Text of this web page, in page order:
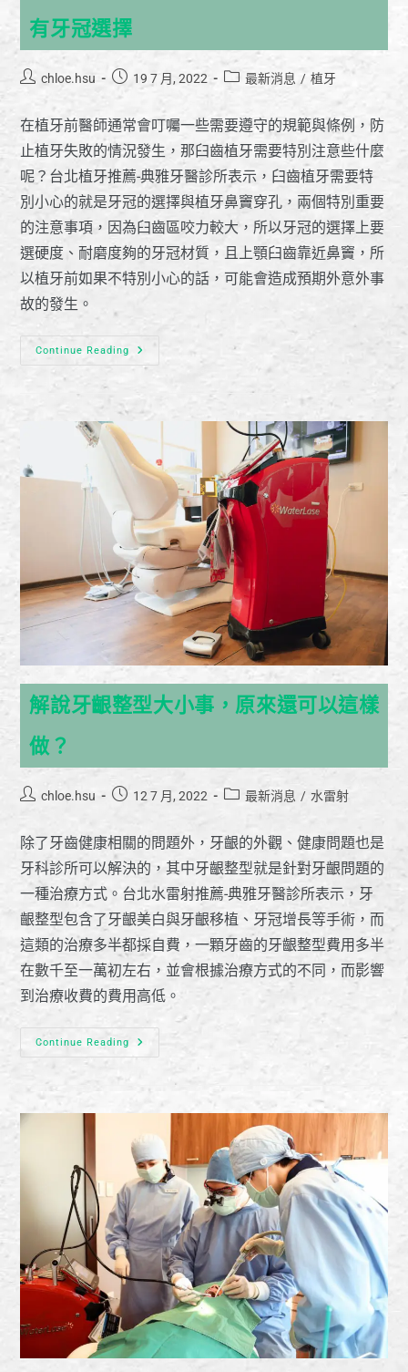
有牙冠選擇
chloe.hsu 19 7 月, 2022 最新消息 / 植牙
在植牙前醫師通常會叮囑一些需要遵守的規範與條例，防
止植牙失敗的情況發生，那臼齒植牙需要特別注意些什麼
呢？台北植牙推薦-典雅牙醫診所表示，臼齒植牙需要特
別小心的就是牙冠的選擇與植牙鼻竇穿孔，兩個特別重要
的注意事項，因為臼齒區咬力較大，所以牙冠的選擇上要
選硬度、耐磨度夠的牙冠材質，且上顎臼齒靠近鼻竇，所
以植牙前如果不特別小心的話，可能會造成預期外意外事
故的發生。
Continue Reading
解說牙齦整型大小事，原來還可以這樣
做？
chloe.hsu 12 7 月, 2022 最新消息 / 水雷射
除了牙齒健康相關的問題外，牙齦的外觀、健康問題也是
牙科診所可以解決的，其中牙齦整型就是針對牙齦問題的
一種治療方式。台北水雷射推薦-典雅牙醫診所表示，牙
齦整型包含了牙齦美白與牙齦移植、牙冠增長等手術，而
這類的治療多半都採自費，一顆牙齒的牙齦整型費用多半
在數千至一萬初左右，並會根據治療方式的不同，而影響
到治療收費的費用高低。
Continue Reading